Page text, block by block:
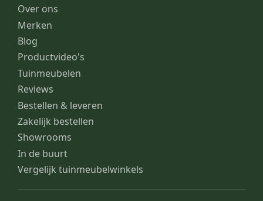
Over ons
Merken
Blog
Productvideo's
Tuinmeubelen
Reviews
Bestellen & leveren
Zakelijk bestellen
Showrooms
In de buurt
Vergelijk tuinmeubelwinkels